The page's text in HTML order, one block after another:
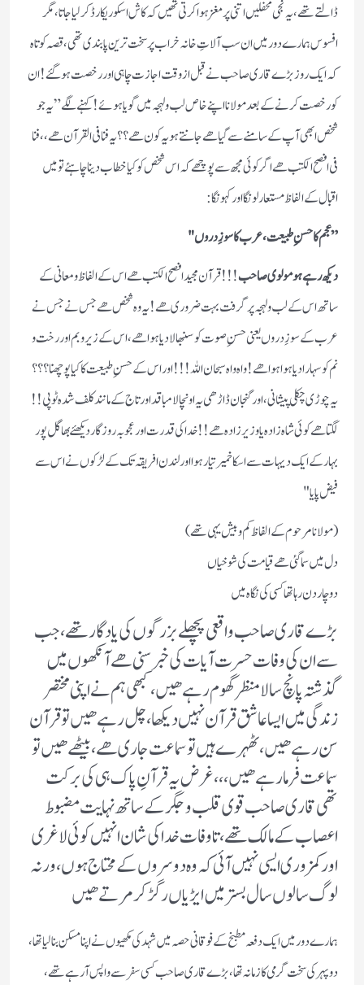
ڈالتے تھے ،یہ نجی محفلیں اتنی پر مغز ہوا کرتی تھیں کہ کاش اسکو ریکارڈ کر لیا جاتا ، مگر
افسوس ہمارے دور میں ان سب آلاتِ خانہ خراب پر سخت ترین پابندی تھی ، قصہ کوتاہ
کہ ایک روز بڑے قاری صاحب نے قبل از وقت اجازت چاہی اور رخصت ہو گئے! ان
کو رخصت کرنے کے بعد مولانا اپنے خاص لب و لہجہ میں گویا ہوئے! کہنے لگے ” یہ جو
شخص ابھی آپ کے سامنے سے گیا ھے جانتے ہو یہ کون ھے ؟؟ یہ فنا فی القرآن ھے ،، فنا
فی افصح الکتب ھے اگر کوئی مجھ سے پوچھے کہ اس شخص کو کیا خطاب دینا چاہئے تو میں
اقبال کے الفاظ مستعار لونگا اور کہونگا:
” عجم کا حسنِ طبیعت ، عرب کا سوزِ دروں "
دیکھ رہے ہو مولوی صاحب!!! قرآن مجید افصح الکتب ھے اس کے الفاظ و معانی کے
ساتھ اس کے لب و لہجہ پر گرفت بہت ضروری ھے! یہ وہ شخص ھے جس نے جس نے
عرب کے سوزِ دروں یعنی حسنِ صوت کو سنبھالا دیا ہوا ھے ، اس کے زیر و بم اور رخت و
نم کو سہارا دیا ہوا ہوا ھے! واہ واہ سبحان اللہ!!! اور اس کے حسنِ طبیعت کا کیا پوچھنا ؟؟؟
یہ چوڑی چکلی پیشانی ، اور گنجان ڈاڑھی یہ اونچا لامبا قد اور تاج کے مانند کلف شدہ ٹوپی!!
لگتا ھے کوئی شاہ زادہ یا وزیر زادہ ھے!! خدا کی قدرت اور عجوبہ روزگار دیکھئے بھاگل پور
بہار کے ایک دیہات سے اسکا خمیر تیار ہوا اور لندن افریقہ تک کے لڑکوں نے اس سے
فیض پایا "
( مولانا مرحوم کے الفاظ کم و بیش یہی تھے)
دل میں سما گئی ھے قیامت کی شوخیاں
دو چار دن رہا تھا کسی کی نگاہ میں
بڑے قاری صاحب واقعی پچھلے بزرگوں کی یادگارتھے ،جب
سے ان کی وفات حسرت آیات کی خبر سنی ھے آنکھوں میں
گذشتہ پانچ سالا منظر گھوم رہے ھیں ،کبھی ہم نے اپنی مختصر
زندگی میں ایسا عاشق قرآن نہیں دیکھا ، چل رہے ھیں تو قرآن
سن رہے ھیں ، ٹھہرے ہیں تو سماعت جاری ھے ، بیٹھے ھیں تو
سماعت فر‫ما رہے ھیں ،،، غرض یہ قرآنِ پاک ہی کی برکت
تھی قاری صاحب قوی قلب و جگر کے ساتھ نہایت مضبوط
اعصاب کے مالک تھے ،تا وفات خدا کی شان انہیں کوئی لاغری
اور کمزوری ایسی نہیں آئی کہ وہ دوسروں کے محتاج ہوں ، ورنہ
لوگ سالوں سال بستر میں ایڑیاں رگڑ کر مرتے ھیں
ہمارے دور میں ایک دفعہ مطبخ کے فوقانی حصہ میں شہد کی مکھیوں نے اپنا مسکن بنا لیا تھا ،
دوپہر کی سخت گرمی کا زمانہ تھا ، بڑے قاری صاحب کسی سفر سے واپس آ رہے تھے ،